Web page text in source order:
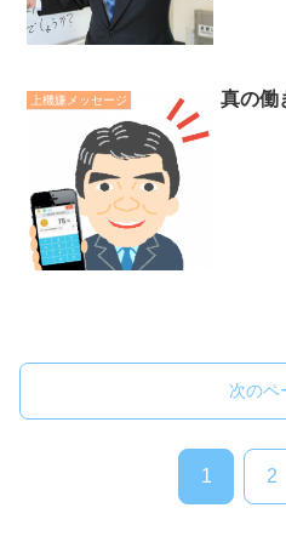
上機嫌メッセージ 真の働
次のペ
1 2